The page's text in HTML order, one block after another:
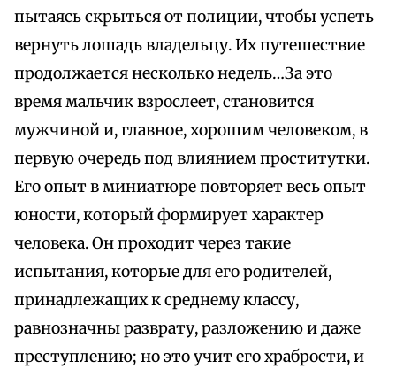
пытаясь скрыться от полиции, чтобы успеть
вернуть лошадь владельцу. Их путешествие
продолжается несколько недель…За это
время мальчик взрослеет, становится
мужчиной и, главное, хорошим человеком, в
первую очередь под влиянием проститутки.
Его опыт в миниатюре повторяет весь опыт
юности, который формирует характер
человека. Он проходит через такие
испытания, которые для его родителей,
принадлежащих к среднему классу,
равнозначны разврату, разложению и даже
преступлению; но это учит его храбрости, и